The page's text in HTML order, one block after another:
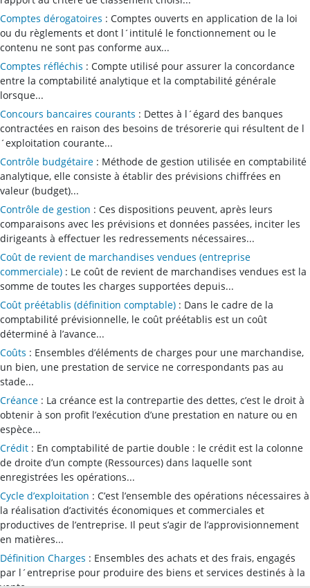
Comptes dérogatoires : Comptes ouverts en application de la loi
ou du règlements et dont l´intitulé le fonctionnement ou le
contenu ne sont pas conforme aux...
Comptes réfléchis : Compte utilisé pour assurer la concordance
entre la comptabilité analytique et la comptabilité générale
lorsque...
Concours bancaires courants : Dettes à l´égard des banques
contractées en raison des besoins de trésorerie qui résultent de l
´exploitation courante...
Contrôle budgétaire : Méthode de gestion utilisée en comptabilité
analytique, elle consiste à établir des prévisions chiffrées en
valeur (budget)...
Contrôle de gestion : Ces dispositions peuvent, après leurs
comparaisons avec les prévisions et données passées, inciter les
dirigeants à effectuer les redressements nécessaires...
Coût de revient de marchandises vendues (entreprise
commerciale) : Le coût de revient de marchandises vendues est la
somme de toutes les charges supportées depuis...
Coût préétablis (définition comptable) : Dans le cadre de la
comptabilité prévisionnelle, le coût préétablis est un coût
déterminé à l’avance...
Coûts : Ensembles d’éléments de charges pour une marchandise,
un bien, une prestation de service ne correspondants pas au
stade...
Créance : La créance est la contrepartie des dettes, c’est le droit à
obtenir à son profit l’exécution d’une prestation en nature ou en
espèce...
Crédit : En comptabilité de partie double : le crédit est la colonne
de droite d’un compte (Ressources) dans laquelle sont
enregistrées les opérations...
Cycle d’exploitation : C’est l’ensemble des opérations nécessaires à
la réalisation d’activités économiques et commerciales et
productives de l’entreprise. Il peut s’agir de l’approvisionnement
en matières...
Définition Charges : Ensembles des achats et des frais, engagés
par l´entreprise pour produire des biens et services destinés à la